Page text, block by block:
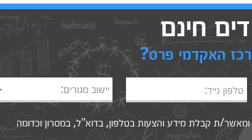
חינם
האקדמי פרס?
טלפון נייד: יישוב מגורים:
ומאשר/ת קבלת מידע והצעות בטלפון, בדוא"ל, במסרון וכדומה‎‎